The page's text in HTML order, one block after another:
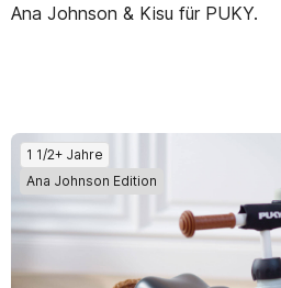
Ana Johnson & Kisu für PUKY.
1 1/2+ Jahre
Ana Johnson Edition